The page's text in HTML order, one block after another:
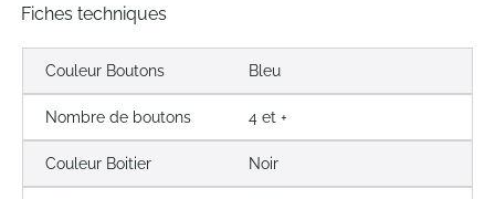
Fiches techniques
Couleur Boutons Bleu
Nombre de boutons 4 et +
Couleur Boitier Noir